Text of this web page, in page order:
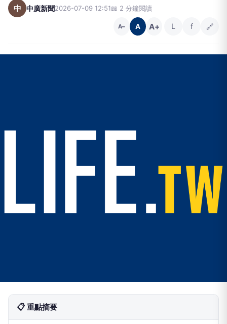
中 中廣新聞2026-07-09 12:51📖 2 分鐘閱讀
A− A A+ L f 🔗
📋 重點摘要